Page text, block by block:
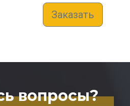
Заказать
вопросы?